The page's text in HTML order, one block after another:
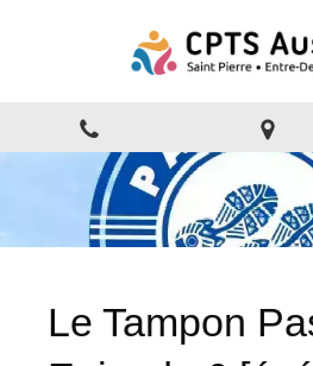
Le Tampon